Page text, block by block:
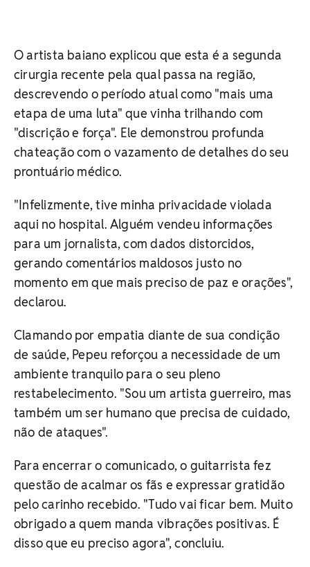
O artista baiano explicou que esta é a segunda
cirurgia recente pela qual passa na região,
descrevendo o período atual como "mais uma
etapa de uma luta" que vinha trilhando com
"discrição e força". Ele demonstrou profunda
chateação com o vazamento de detalhes do seu
prontuário médico.
"Infelizmente, tive minha privacidade violada
aqui no hospital. Alguém vendeu informações
para um jornalista, com dados distorcidos,
gerando comentários maldosos justo no
momento em que mais preciso de paz e orações",
declarou.
Clamando por empatia diante de sua condição
de saúde, Pepeu reforçou a necessidade de um
ambiente tranquilo para o seu pleno
restabelecimento. "Sou um artista guerreiro, mas
também um ser humano que precisa de cuidado,
não de ataques".
Para encerrar o comunicado, o guitarrista fez
questão de acalmar os fãs e expressar gratidão
pelo carinho recebido. "Tudo vai ficar bem. Muito
obrigado a quem manda vibrações positivas. É
disso que eu preciso agora", concluiu.